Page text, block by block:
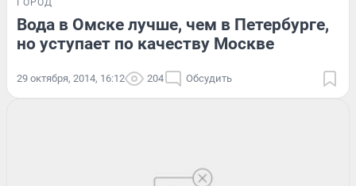
Вода в Омске лучше, чем в Петербурге,
но уступает по качеству Москве
29 октября, 2014, 16:12 204 Обсудить